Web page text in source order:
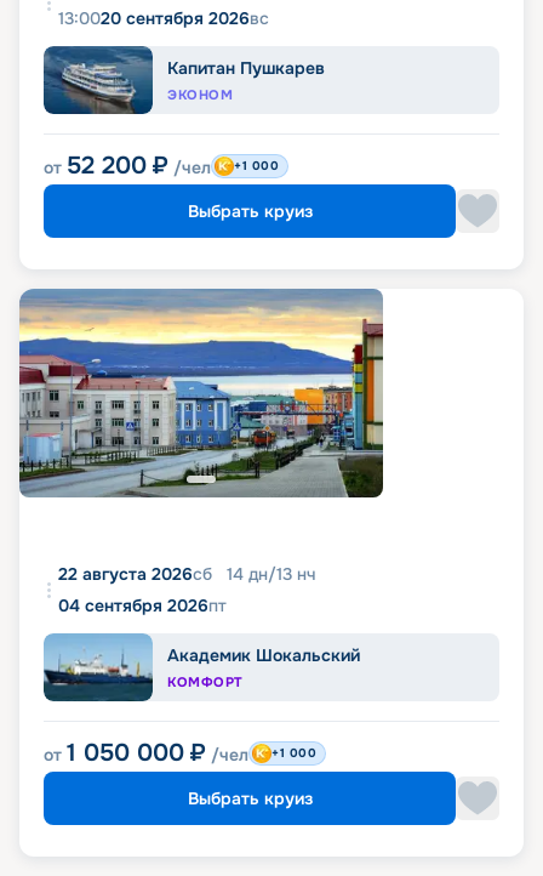
13:0020 сентября 2026вс
Капитан Пушкарев
ЭКОНОМ
от 52 200 ₽ /чел +1 000
Выбрать круиз
22 августа 2026сб 14 дн/13 нч
04 сентября 2026пт
Академик Шокальский
КОМФОРТ
от 1 050 000 ₽ /чел +1 000
Выбрать круиз